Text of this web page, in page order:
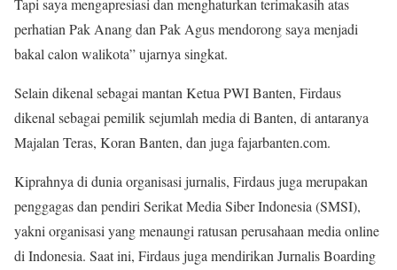
Tapi saya mengapresiasi dan menghaturkan terimakasih atas
perhatian Pak Anang dan Pak Agus mendorong saya menjadi
bakal calon walikota” ujarnya singkat.
Selain dikenal sebagai mantan Ketua PWI Banten, Firdaus
dikenal sebagai pemilik sejumlah media di Banten, di antaranya
Majalan Teras, Koran Banten, dan juga fajarbanten.com.
Kiprahnya di dunia organisasi jurnalis, Firdaus juga merupakan
penggagas dan pendiri Serikat Media Siber Indonesia (SMSI),
yakni organisasi yang menaungi ratusan perusahaan media online
di Indonesia. Saat ini, Firdaus juga mendirikan Jurnalis Boarding